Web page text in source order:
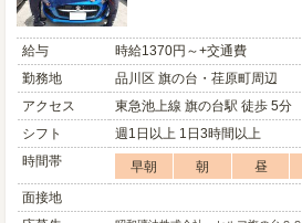
給与
時給1370円～+交通費
勤務地
品川区 旗の台・荏原町周辺
アクセス
東急池上線 旗の台駅 徒歩 5分
シフト
週1日以上 1日3時間以上
時間帯
早朝 朝 昼
面接地